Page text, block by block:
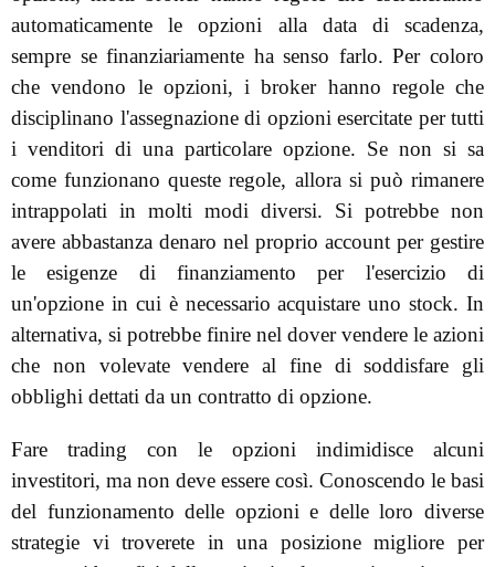
automaticamente le opzioni alla data di scadenza,
sempre se finanziariamente ha senso farlo. Per coloro
che vendono le opzioni, i broker hanno regole che
disciplinano l'assegnazione di opzioni esercitate per tutti
i venditori di una particolare opzione. Se non si sa
come funzionano queste regole, allora si può rimanere
intrappolati in molti modi diversi. Si potrebbe non
avere abbastanza denaro nel proprio account per gestire
le esigenze di finanziamento per l'esercizio di
un'opzione in cui è necessario acquistare uno stock. In
alternativa, si potrebbe finire nel dover vendere le azioni
che non volevate vendere al fine di soddisfare gli
obblighi dettati da un contratto di opzione.
Fare trading con le opzioni indimidisce alcuni
investitori, ma non deve essere così. Conoscendo le basi
del funzionamento delle opzioni e delle loro diverse
strategie vi troverete in una posizione migliore per